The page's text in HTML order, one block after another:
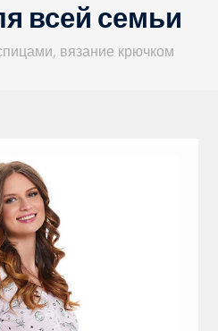
всей семьи
вязание крючком